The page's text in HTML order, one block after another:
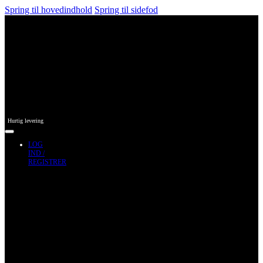
Spring til hovedindhold Spring til sidefod
Hurtig levering
LOG
IND /
REGISTRER